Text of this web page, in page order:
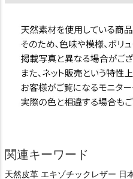
関連キーワード
天然皮革 エキゾチックレザー 日